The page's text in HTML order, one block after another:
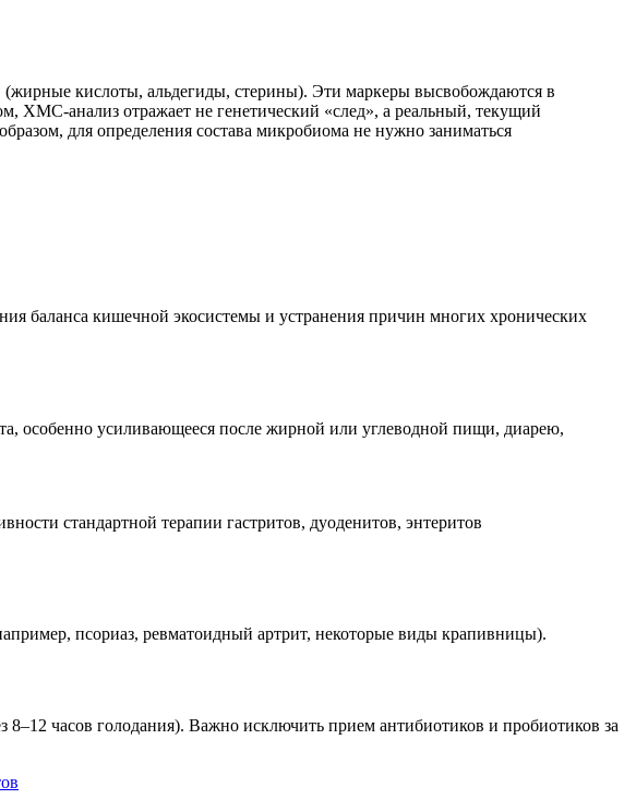
кислоты, альдегиды, стерины). Эти маркеры высвобождаются в
ХМС-анализ отражает не генетический «след», а реальный, текущий
для определения состава микробиома не нужно заниматься
баланса кишечной экосистемы и устранения причин многих хронических
особенно усиливающееся после жирной или углеводной пищи, диарею,
стандартной терапии гастритов, дуоденитов, энтеритов
псориаз, ревматоидный артрит, некоторые виды крапивницы).
часов голодания). Важно исключить прием антибиотиков и пробиотиков за